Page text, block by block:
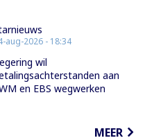
aug-2026 - 18:34
wil
aan
en EBS wegwerken
MEER